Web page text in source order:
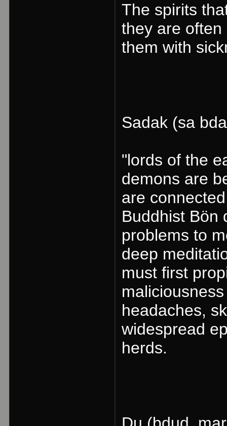
The spirits
they are
them with
Sadak (sa
"lords of the
demons are
are
Buddhist Bön
problems to
deep
must first
headaches,
widespread
herds.